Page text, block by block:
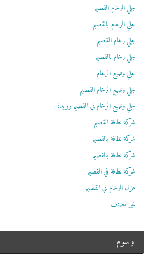
جلي الرخام القصيم
جلي الرخام بالقصيم
جلي رخام القصيم
جلي رخام بالقصيم
جلي وتلميع الرخام
جلي وتلميع الرخام القصيم
جلي وتلميع الرخام في القصيم وبريدة
شركة نظافة القصيم
شركة نظافة بالقصيم
شركة نظافة بالقصيم
شركة نظافة في القصيم
عزل الرخام في القصيم
غير مصنف
وسوم